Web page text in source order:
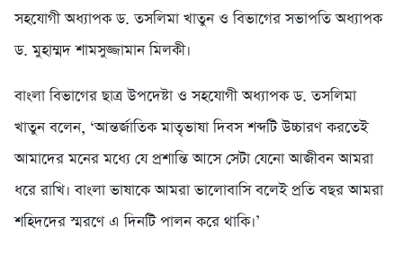
সহযোগী অধ্যাপক ড. তসলিমা খাতুন ও বিভাগের সভাপতি অধ্যাপক
ড. মুহাম্মদ শামসুজ্জামান মিলকী।
বাংলা বিভাগের ছাত্র উপদেষ্টা ও সহযোগী অধ্যাপক ড. তসলিমা
খাতুন বলেন, ‘আন্তর্জাতিক মাতৃভাষা দিবস শব্দটি উচ্চারণ করতেই
আমাদের মনের মধ্যে যে প্রশান্তি আসে সেটা যেনো আজীবন আমরা
ধরে রাখি। বাংলা ভাষাকে আমরা ভালোবাসি বলেই প্রতি বছর আমরা
শহিদদের স্মরণে এ দিনটি পালন করে থাকি।’